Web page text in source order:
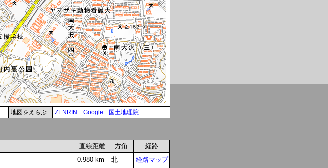
地図をえらぶ ZENRIN Google 国土地理院
直線距離 方角
経路
0.980 km 北
経路マップ